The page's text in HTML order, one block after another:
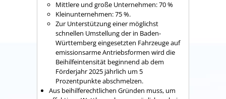
Mittlere und große Unternehmen: 70 %
Kleinunternehmen: 75 %.
Zur Unterstützung einer möglichst
schnellen Umstellung der in Baden-
Württemberg eingesetzten Fahrzeuge auf
emissionsarme Antriebsformen wird die
Beihilfeintensität beginnend ab dem
Förderjahr 2025 jährlich um 5
Prozentpunkte abschmelzen.
Aus beihilferechtlichen Gründen muss, um